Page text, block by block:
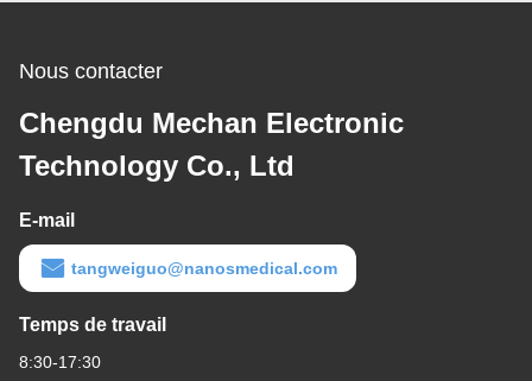
Nous contacter
Chengdu Mechan Electronic
Technology Co., Ltd
E-mail
tangweiguo@nanosmedical.com
Temps de travail
8:30-17:30